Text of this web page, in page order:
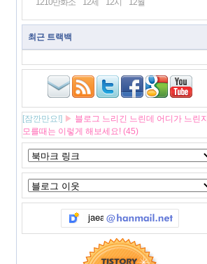
1210만화소
12세 12시 12월
최근 트랙백
[잠깐만요!] ▶ 블로그 느리긴 느린데 어디가 느린지
모를때는 이렇게 해보세요! (45)